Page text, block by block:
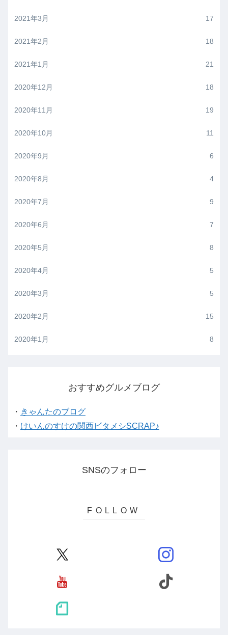
2021年3月 17
2021年2月 18
2021年1月 21
2020年12月 18
2020年11月 19
2020年10月 11
2020年9月 6
2020年8月 4
2020年7月 9
2020年6月 7
2020年5月 8
2020年4月 5
2020年3月 5
2020年2月 15
2020年1月 8
おすすめグルメブログ
・ きゃんたのブログ
・ けいんのすけの関西ビタメシSCRAP♪
SNSのフォロー